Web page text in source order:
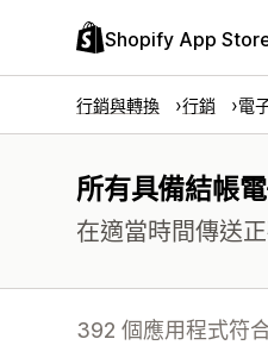
Shopify App
行銷與轉換 行銷 電
所有具備結帳
在適當時間傳送
392 個應用程式符